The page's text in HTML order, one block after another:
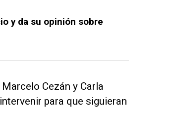
y da su opinión sobre
Cezán y Carla
para que siguieran